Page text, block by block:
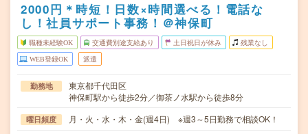
2000円＊時短！日数×時間選べる！電話な
し！社員サポート事務！＠神保町
職種未経験OK 交通費別途支給あり 土日祝日が休み 残業なし
WEB登録OK 派遣
勤務地
東京都千代田区
神保町駅から徒歩2分／御茶ノ水駅から徒歩8分
曜日頻度 月・火・水・木・金(週4日) ※週3～5日勤務で相談OK！